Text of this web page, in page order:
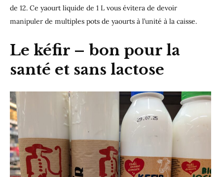
de 12. Ce yaourt liquide de 1 L vous évitera de devoir
manipuler de multiples pots de yaourts à l’unité à la caisse.
Le kéfir – bon pour la
santé et sans lactose